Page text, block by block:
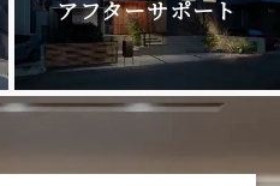
アフターサポート